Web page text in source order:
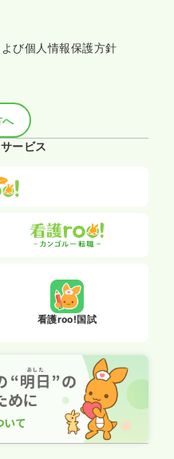
び個人情報保護方針
ービス
看護roo!国試